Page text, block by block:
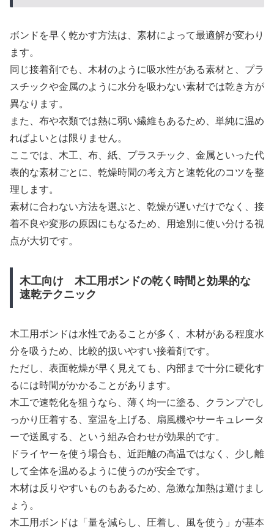
ボンドを早く乾かす方法は、素材によって最適解が変わり
ます。
同じ接着剤でも、木材のように吸水性がある素材と、プラ
スチックや金属のように水分を吸わない素材では乾き方が
異なります。
また、布や衣類では熱に弱い繊維もあるため、単純に温め
ればよいとは限りません。
ここでは、木工、布、紙、プラスチック、金属といった代
表的な素材ごとに、乾燥時間の考え方と速乾化のコツを整
理します。
素材に合わない方法を選ぶと、乾燥が遅いだけでなく、接
着不良や変形の原因にもなるため、用途別に使い分ける視
点が大切です。
木工向け 木工用ボンドの乾く時間と効果的な
速乾テクニック
木工用ボンドは水性であることが多く、木材がある程度水
分を吸うため、比較的扱いやすい接着剤です。
ただし、表面乾燥が早く見えても、内部まで十分に硬化す
るには時間がかかることがあります。
木工で速乾化を狙うなら、薄く均一に塗る、クランプでし
っかり圧着する、室温を上げる、扇風機やサーキュレータ
ーで送風する、という組み合わせが効果的です。
ドライヤーを使う場合も、近距離の高温ではなく、少し離
して全体を温めるように使うのが安全です。
木材は反りやすいものもあるため、急激な加熱は避けまし
ょう。
木工用ボンドは「量を減らし、圧着し、風を使う」が基本